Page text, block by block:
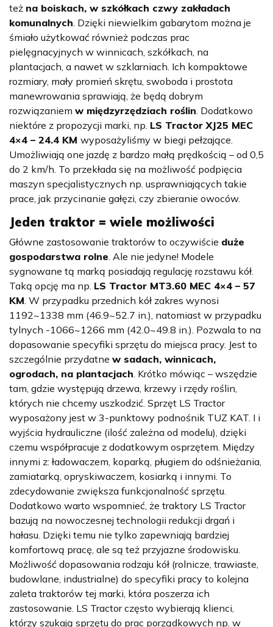
też na boiskach, w szkółkach czwy zakładach
komunalnych. Dzięki niewielkim gabarytom można je
śmiało użytkować również podczas prac
pielęgnacyjnych w winnicach, szkółkach, na
plantacjach, a nawet w szklarniach. Ich kompaktowe
rozmiary, mały promień skrętu, swoboda i prostota
manewrowania sprawiają, że będą dobrym
rozwiązaniem w międzyrzędziach roślin. Dodatkowo
niektóre z propozycji marki, np. LS Tractor XJ25 MEC
4×4 – 24.4 KM wyposażyliśmy w biegi pełzające.
Umożliwiają one jazdę z bardzo małą prędkością – od 0,5
do 2 km/h. To przekłada się na możliwość podpięcia
maszyn specjalistycznych np. usprawniających takie
prace, jak przycinanie gałęzi, czy zbieranie owoców.
Jeden traktor = wiele możliwości
Główne zastosowanie traktorów to oczywiście duże
gospodarstwa rolne. Ale nie jedyne! Modele
sygnowane tą marką posiadają regulację rozstawu kół.
Taką opcję ma np. LS Tractor MT3.60 MEC 4×4 – 57
KM. W przypadku przednich kół zakres wynosi
1192~1338 mm (46.9~52.7 in.), natomiast w przypadku
tylnych -1066~1266 mm (42.0~49.8 in.). Pozwala to na
dopasowanie specyfiki sprzętu do miejsca pracy. Jest to
szczególnie przydatne w sadach, winnicach,
ogrodach, na plantacjach. Krótko mówiąc – wszędzie
tam, gdzie występują drzewa, krzewy i rzędy roślin,
których nie chcemy uszkodzić. Sprzęt LS Tractor
wyposażony jest w 3-punktowy podnośnik TUZ KAT. I i
wyjścia hydrauliczne (ilość zależna od modelu), dzięki
czemu współpracuje z dodatkowym osprzętem. Między
innymi z: ładowaczem, koparką, pługiem do odśnieżania,
zamiatarką, opryskiwaczem, kosiarką i innymi. To
zdecydowanie zwiększa funkcjonalność sprzętu.
Dodatkowo warto wspomnieć, że traktory LS Tractor
bazują na nowoczesnej technologii redukcji drgań i
hałasu. Dzięki temu nie tylko zapewniają bardziej
komfortową pracę, ale są też przyjazne środowisku.
Możliwość dopasowania rodzaju kół (rolnicze, trawiaste,
budowlane, industrialne) do specyfiki pracy to kolejna
zaleta traktorów tej marki, która poszerza ich
zastosowanie. LS Tractor często wybierają klienci,
którzy szukają sprzętu do prac porządkowych np. w